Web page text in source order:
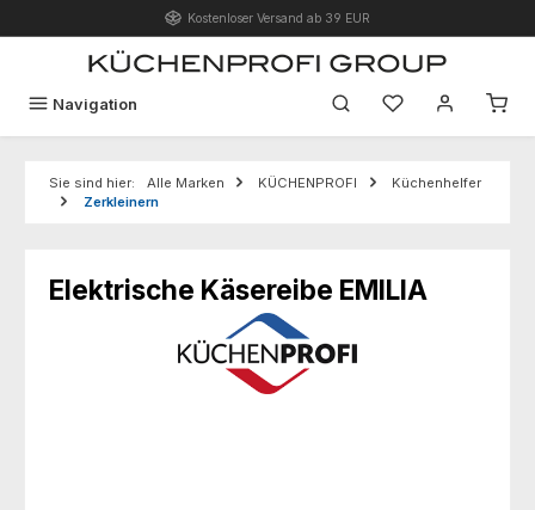
Zum Hauptinhalt springenKostenloser Versand ab 39 EUR
Navigation Du hast 0
Sie sind hier: Alle Marken KÜCHENPROFI
Küchenhelfer
Zerkleinern
Elektrische Käsereibe EMILIA